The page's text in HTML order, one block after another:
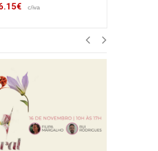
c/iva